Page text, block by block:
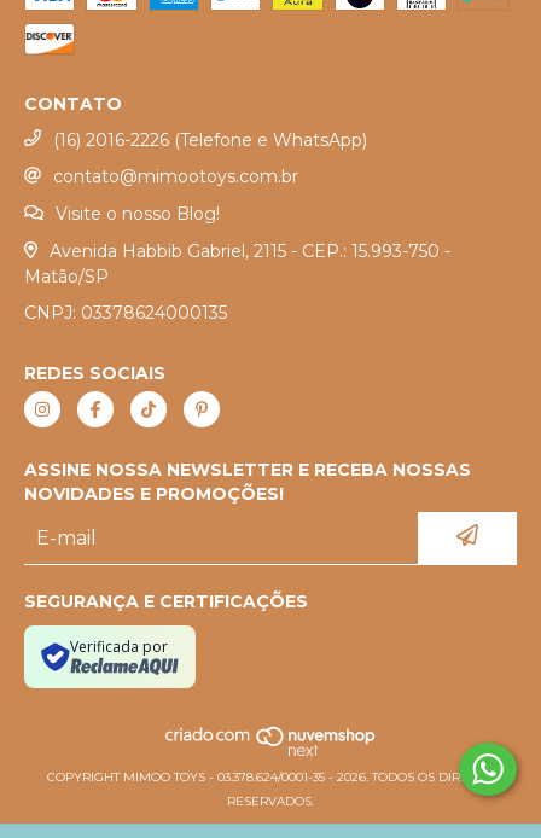
CONTATO
(16) 2016-2226 (Telefone e WhatsApp)
contato@mimootoys.com.br
Visite o nosso Blog!
Avenida Habbib Gabriel, 2115 - CEP.: 15.993-750 -
Matão/SP
CNPJ: 03378624000135
REDES SOCIAIS
ASSINE NOSSA NEWSLETTER E RECEBA NOSSAS
NOVIDADES E PROMOÇÕES!
SEGURANÇA E CERTIFICAÇÕES
Verificada por
COPYRIGHT MIMOO TOYS - 03.378.624/0001-35 - 2026. TODOS OS DIREITOS
RESERVADOS.